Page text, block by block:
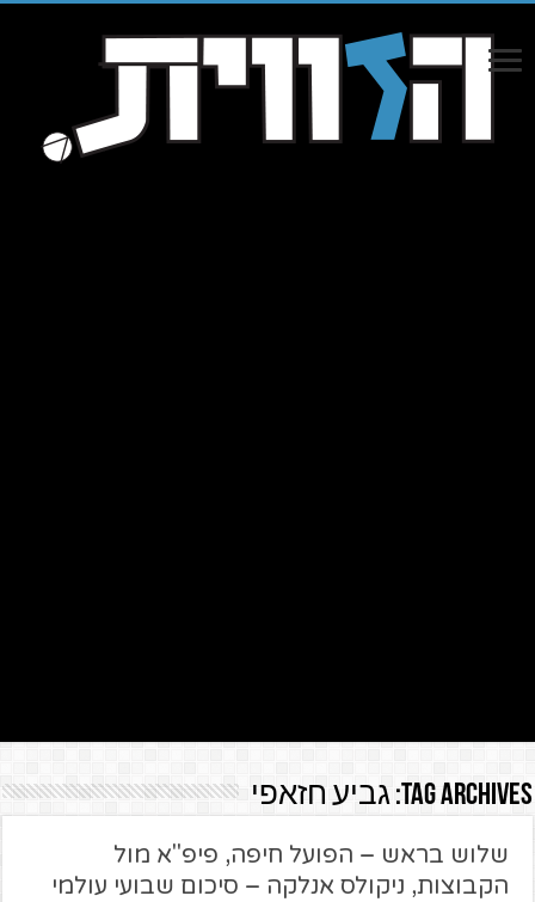
Tag Archives: גביע חזאפי
שלוש בראש – הפועל חיפה, פיפ"א מול
הקבוצות, ניקולס אנלקה – סיכום שבועי עולמי